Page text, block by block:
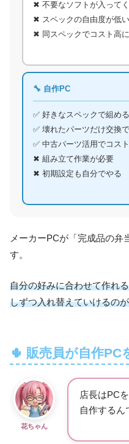
✖ 不要なソフトが入って
✖ スペックの自由度が低い
✖ 同スペックでコスト高
🔧 自作PC
✅ 好きなスペックで組める
✅ 壊れたパーツだけ交換
✅ 中古パーツ活用でコス
✖ 組み立て作業が必要
✖ 初期設定も自分でやる
メーカーPCが「完成品の
す。
自分の好みに合わせて作れ
しずつ入れ替えていけるの
🌵 販売員が自作PC
花ちゃん
店長はPC
自作するん